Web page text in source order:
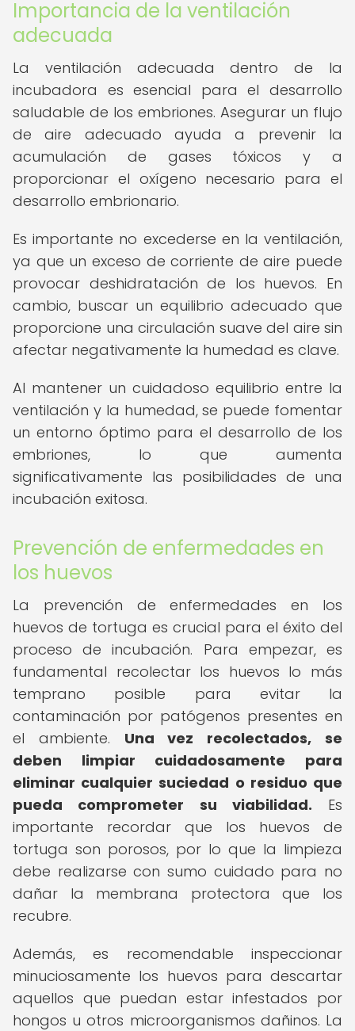
Importancia de la ventilación
adecuada
La ventilación adecuada dentro de la
incubadora es esencial para el desarrollo
saludable de los embriones. Asegurar un flujo
de aire adecuado ayuda a prevenir la
acumulación de gases tóxicos y a
proporcionar el oxígeno necesario para el
desarrollo embrionario.
Es importante no excederse en la ventilación,
ya que un exceso de corriente de aire puede
provocar deshidratación de los huevos. En
cambio, buscar un equilibrio adecuado que
proporcione una circulación suave del aire sin
afectar negativamente la humedad es clave.
Al mantener un cuidadoso equilibrio entre la
ventilación y la humedad, se puede fomentar
un entorno óptimo para el desarrollo de los
embriones, lo que aumenta
significativamente las posibilidades de una
incubación exitosa.
Prevención de enfermedades en
los huevos
La prevención de enfermedades en los
huevos de tortuga es crucial para el éxito del
proceso de incubación. Para empezar, es
fundamental recolectar los huevos lo más
temprano posible para evitar la
contaminación por patógenos presentes en
el ambiente. Una vez recolectados, se
deben limpiar cuidadosamente para
eliminar cualquier suciedad o residuo que
pueda comprometer su viabilidad. Es
importante recordar que los huevos de
tortuga son porosos, por lo que la limpieza
debe realizarse con sumo cuidado para no
dañar la membrana protectora que los
recubre.
Además, es recomendable inspeccionar
minuciosamente los huevos para descartar
aquellos que puedan estar infestados por
hongos u otros microorganismos dañinos. La